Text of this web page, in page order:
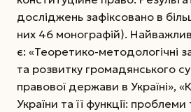
досліджень зафіксовано в
них 46 монографій).
є: «Теоретико-методологічні
та розвитку громадянського
правової держави в Україні»,
України та її функції: